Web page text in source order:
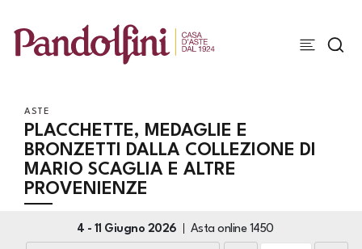
ASTE
PLACCHETTE, MEDAGLIE E
BRONZETTI DALLA COLLEZIONE DI
MARIO SCAGLIA E ALTRE
PROVENIENZE
4 - 11 Giugno 2026 Asta online 1450